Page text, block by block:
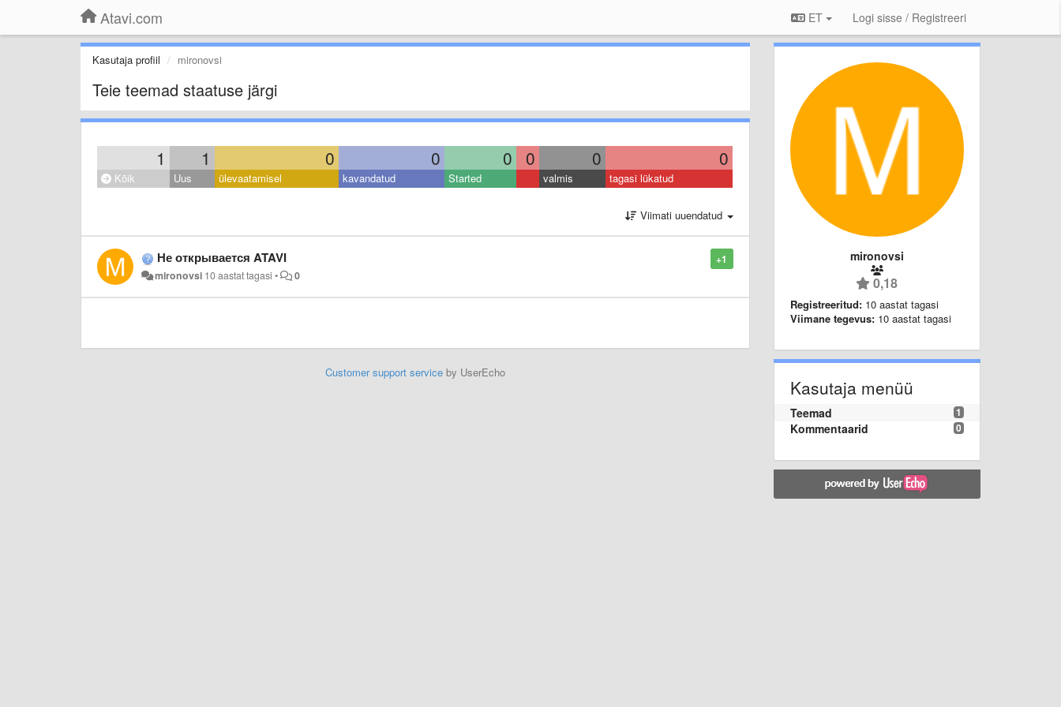
Atavi.com ET Logi sisse / Registreeri
Kasutaja profiil mironovsi
Teie teemad staatuse järgi
1 1 0 0 0 0 0 0
Kõik Uus ülevaatamisel kavandatud Started valmis tagasi lükatud
Viimati uuendatud
+1
Не открывается ATAVI
mironovsi 10 aastat tagasi • 0
Customer support serviceby UserEcho
mironovsi
0,18
Registreeritud: 10 aastat tagasi
Viimane tegevus: 10 aastat tagasi
Kasutaja menüü
1
Teemad
0
Kommentaarid